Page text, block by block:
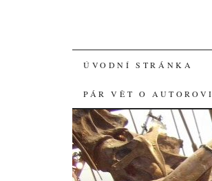
SKIP
TO
CONTENT
ÚVODNÍ STRÁNKA
PÁR VĚT O AUTOROVI